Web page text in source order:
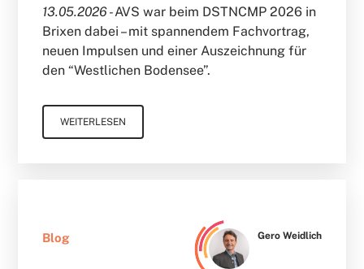
13.05.2026 -AVS war beim DSTNCMP 2026 in
Brixen dabei – mit spannendem Fachvortrag,
neuen Impulsen und einer Auszeichnung für
den “Westlichen Bodensee”.
WEITERLESEN
Blog Gero Weidlich